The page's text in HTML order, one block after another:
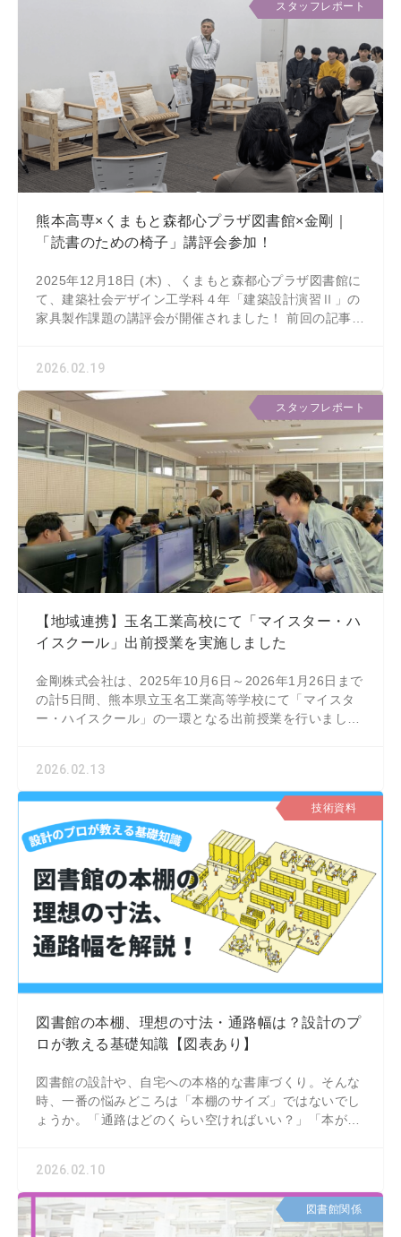
スタッフレポート
熊本高専×くまもと森都心プラザ図書館×金剛｜
「読書のための椅子」講評会参加！
2025年12月18日 (木) 、くまもと森都心プラザ図書館に
て、建築社会デザイン工学科４年「建築設計演習Ⅱ」の
家具製作課題の講評会が開催されました！ 前回の記事は
2026.02.19
スタッフレポート
【地域連携】玉名工業高校にて「マイスター・ハ
イスクール」出前授業を実施しました
金剛株式会社は、2025年10月6日～2026年1月26日まで
の計5日間、熊本県立玉名工業高等学校にて「マイスタ
ー・ハイスクール」の一環となる出前授業を行いまし
2026.02.13
技術資料
図書館の本棚、理想の寸法・通路幅は？設計のプ
ロが教える基礎知識【図表あり】
図書館の設計や、自宅への本格的な書庫づくり。そんな
時、一番の悩みどころは「本棚のサイズ」ではないでし
ょうか。「通路はどのくらい空ければいい？」「本がは
2026.02.10
図書館関係